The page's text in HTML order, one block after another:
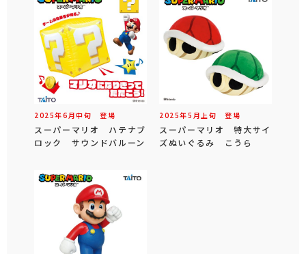
2025年6 月中旬 登場
スーパーマリオ ハテナブ
ロック サウンドバルーン
2025年5 月 上旬 登場
スーパーマリオ 特大サイ
ズぬいぐるみ こうら